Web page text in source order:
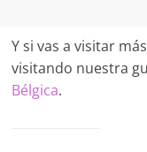
Y si vas a visitar
visitando nuestra
Bélgica.